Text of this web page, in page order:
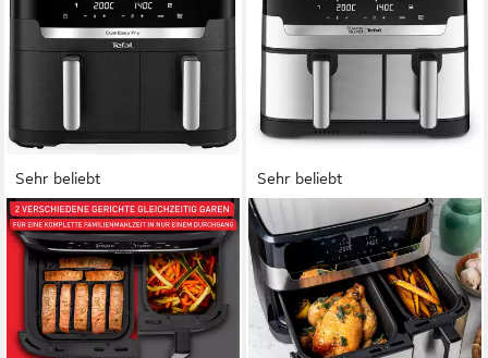
Sehr beliebt
TEFAL
Heißluftfritteuse Dual Easy
Fry XXL, 2 Schubladen mit
gesamt 11L Kapazität, 7
Programme, MyTefal App
2700W
Leistung
Sehr beliebt
TEFAL
Heißluftfritteuse Jamie Oliver
by Tefal Dual Easy Fry & Grill,
2 unabhängige Garzonen
2700W Leistung
8,3l Kapazität